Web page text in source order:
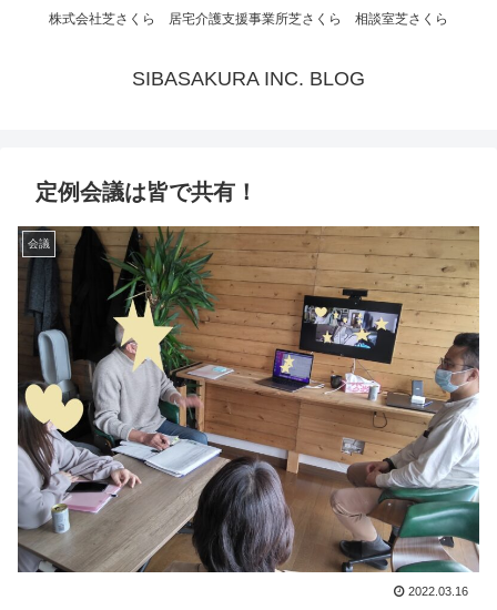
株式会社芝さくら 居宅介護支援事業所芝さくら 相談室芝さくら
SIBASAKURA INC. BLOG
定例会議は皆で共有！
会議
2022.03.16